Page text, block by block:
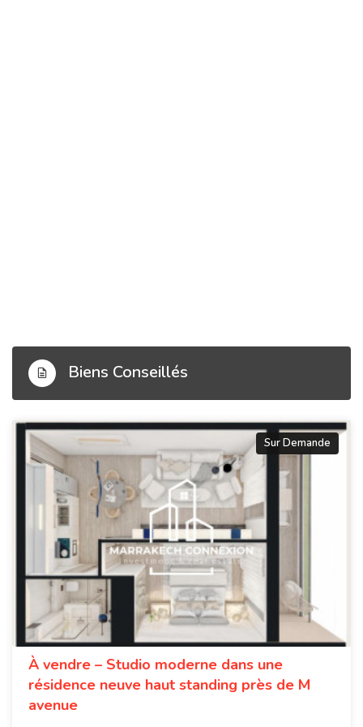
Biens Conseillés
Sur Demande
À vendre – Studio moderne dans une
résidence neuve haut standing près de M
avenue